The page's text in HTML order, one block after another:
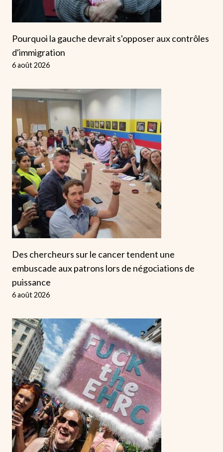
Pourquoi la gauche devrait s'opposer aux contrôles
d'immigration
6 août 2026
Des chercheurs sur le cancer tendent une
embuscade aux patrons lors de négociations de
puissance
6 août 2026